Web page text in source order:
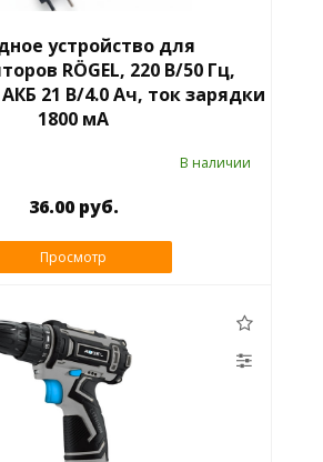
устройство для
RÖGEL, 220 В/50 Гц,
21 В/4.0 Ач, ток зарядки
1800 мА
В наличии
36.00 руб.
Просмотр